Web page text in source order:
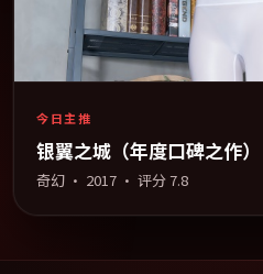
今日主推
银翼之城（年度口碑之作）
奇幻 · 2017 · 评分 7.8